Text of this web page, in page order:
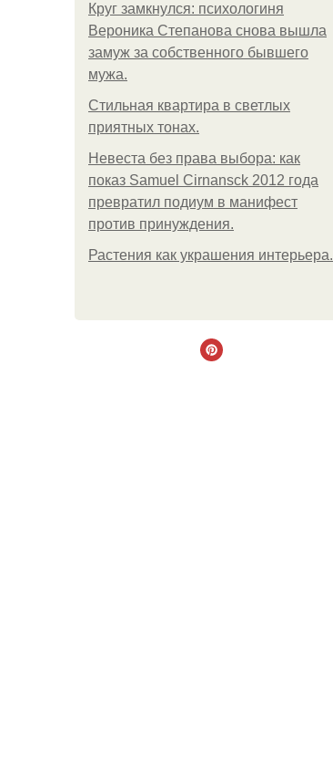
Круг замкнулся: психологиня
Вероника Степанова снова вышла
замуж за собственного бывшего
мужа.
Стильная квартира в светлых
приятных тонах.
Невеста без права выбора: как
показ Samuel Cirnansck 2012 года
превратил подиум в манифест
против принуждения.
Растения как украшения интерьера.